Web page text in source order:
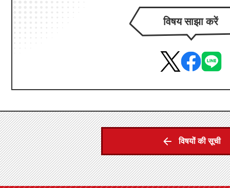
विषय साझा करें
विषयों की सूची